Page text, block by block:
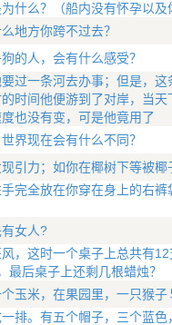
什么？（船内没有怀孕以
地方你跨不过去？
的人，会有什么感受？
过一条河去办事；但是，
时间他便游到了对岸，当
也没有变，可是他竟用了
界现在会有什么不同？
引力；如你在椰树下等被椰
完全放在你穿在身上的右
女人?
，这时一个桌子上总共有
最后桌子上还剩几根蜡烛？
玉米，在果园里，一只猴
排。有五个帽子，三个蓝